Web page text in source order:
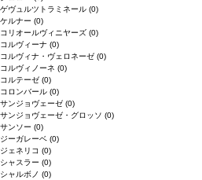
ゲヴュルツトラミネール (0)
ケルナー (0)
コリオールヴィニヤーズ (0)
コルヴィーナ (0)
コルヴィナ・ヴェロネーゼ (0)
コルヴィノーネ (0)
コルテーゼ (0)
コロンバール (0)
サンジョヴェーゼ (0)
サンジョヴェーゼ・グロッソ (0)
サンソー (0)
ジーガレーベ (0)
ジェネリコ (0)
シャスラー (0)
シャルボノ (0)